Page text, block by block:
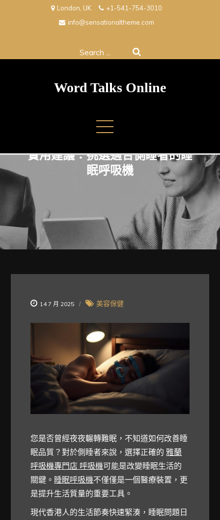
London, UK
+1-541-754-3010
info@sensationaltheme.com
Search
Word Talks Online
實用建議：挑選適合側睡者的睡
眠呼吸機
14 7 月 2025 美容保健
您是否曾經夜夜輾轉難眠，不知道如何改善睡
眠品質？對於側睡者來說，選擇正確的雅蘭
呼吸機專門店 呼吸機可能是改變睡眠生活的
關鍵。 睡眠呼吸機不僅僅是一個醫療裝置，更
是提升生活質量的重要工具。
現代香港人的生活節奏快速緊湊，睡眠問題日